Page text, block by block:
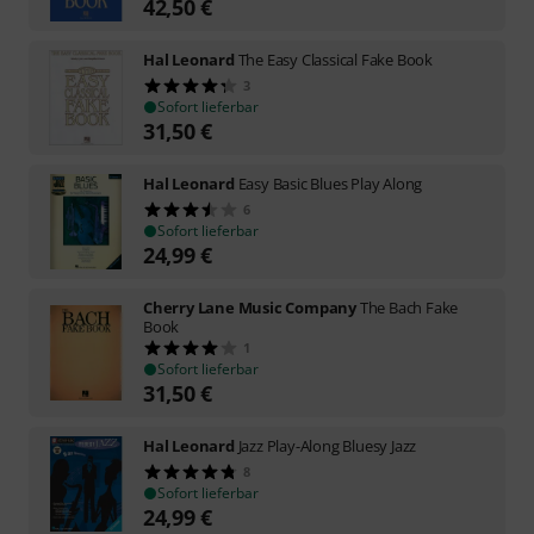
42,50€
Hal Leonard The Easy Classical Fake Book
3
Sofort lieferbar
31,50€
Hal Leonard Easy Basic Blues Play Along
6
Sofort lieferbar
24,99€
Cherry Lane Music CompanyThe Bach Fake
Book
1
Sofort lieferbar
31,50€
Hal Leonard Jazz Play-Along Bluesy Jazz
8
Sofort lieferbar
24,99€